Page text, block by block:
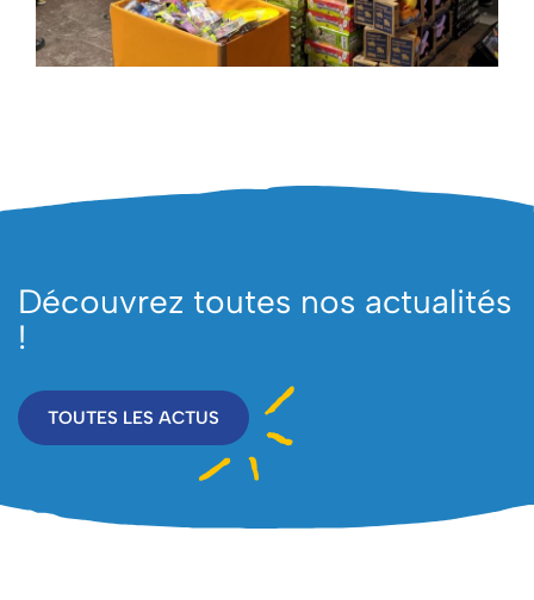
Découvrez toutes nos actualités
!
TOUTES LES ACTUS